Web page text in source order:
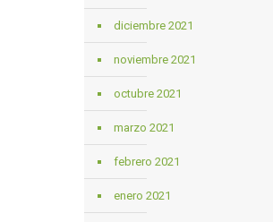
diciembre 2021
noviembre 2021
octubre 2021
marzo 2021
febrero 2021
enero 2021